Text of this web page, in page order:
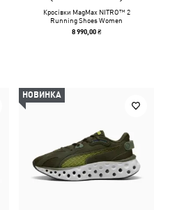
Кросівки MagMax NITRO™ 2
Running Shoes Women
8 990,00 ₴
НОВИНКА